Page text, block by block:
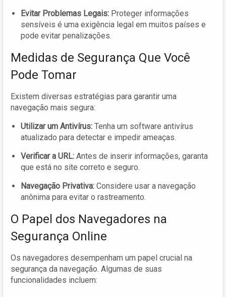
Evitar Problemas Legais: Proteger informações
sensíveis é uma exigência legal em muitos países e
pode evitar penalizações.
Medidas de Segurança Que Você
Pode Tomar
Existem diversas estratégias para garantir uma
navegação mais segura:
Utilizar um Antivírus: Tenha um software antivírus
atualizado para detectar e impedir ameaças.
Verificar a URL: Antes de inserir informações, garanta
que está no site correto e seguro.
Navegação Privativa: Considere usar a navegação
anônima para evitar o rastreamento.
O Papel dos Navegadores na
Segurança Online
Os navegadores desempenham um papel crucial na
segurança da navegação. Algumas de suas
funcionalidades incluem: